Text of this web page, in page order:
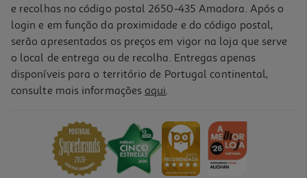
Smartphone Nothing Phone (3a) 8+128 White
273,99 €
e recolhas no código postal 2650-435 Amadora. Após o
login e em função da proximidade e do código postal,
serão apresentados os preços em vigor na loja que serve
o local de entrega ou de recolha. Entregas apenas
disponíveis para o território de Portugal continental,
consulte mais informações aqui.